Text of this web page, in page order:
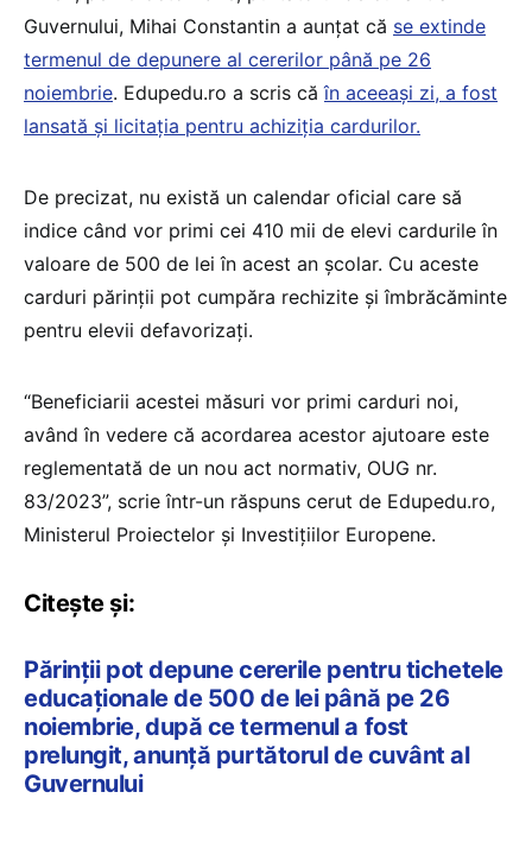
Guvernului, Mihai Constantin a aunțat că se extinde
termenul de depunere al cererilor până pe 26
noiembrie. Edupedu.ro a scris căîn aceeași zi, a fost
lansată și licitația pentru achiziția cardurilor.
De precizat, nu există un calendar oficial care să
indice când vor primi cei 410 mii de elevi cardurile în
valoare de 500 de lei în acest an școlar. Cu aceste
carduri părinții pot cumpăra rechizite și îmbrăcăminte
pentru elevii defavorizați.
“Beneficiarii acestei măsuri vor primi carduri noi,
având în vedere că acordarea acestor ajutoare este
reglementată de un nou act normativ, OUG nr.
83/2023”, scrie într-un răspuns cerut de Edupedu.ro,
Ministerul Proiectelor și Investițiilor Europene.
Citește și:
Părinții pot depune cererile pentru tichetele
educaționale de 500 de lei până pe 26
noiembrie, după ce termenul a fost
prelungit, anunță purtătorul de cuvânt al
Guvernului